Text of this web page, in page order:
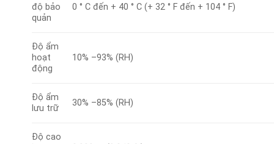
độ bảo
quản
0 ° C đến + 40 ° C (+ 32 ° F đến + 104 ° F)
Độ ẩm
hoạt
động
10% –93% (RH)
Độ ẩm
lưu trữ
30% –85% (RH)
Độ cao